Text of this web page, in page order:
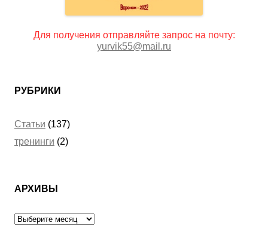
Для получения отправляйте запрос на почту:
yurvik55@mail.ru
РУБРИКИ
Статьи (137)
тренинги (2)
АРХИВЫ
Архивы